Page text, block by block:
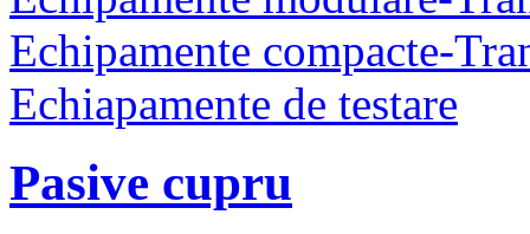
Echipamente compacte-
Echiapamente de testare
Pasive cupru